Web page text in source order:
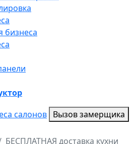
салонов Вызов замерщика
БЕСПЛАТНАЯ доставка кухни